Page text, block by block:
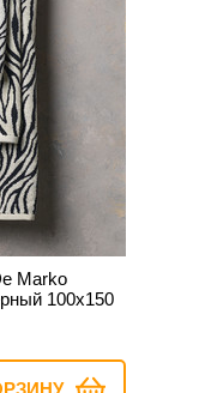
Marko
100х150